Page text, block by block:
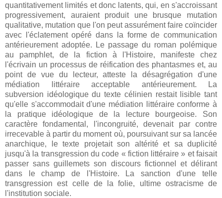
quantitativement limités et donc latents, qui, en s'accroissant
progressivement, auraient produit une brusque mutation
qualitative, mutation que l'on peut assurément faire coïncider
avec l'éclatement opéré dans la forme de communication
antérieurement adoptée. Le passage du roman polémique
au pamphlet, de la fiction à l'Histoire, manifeste chez
l'écrivain un processus de réification des phantasmes et, au
point de vue du lecteur, atteste la désagrégation d'une
médiation littéraire acceptable antérieurement. La
subversion idéologique du texte célinien restait lisible tant
qu'elle s'accommodait d'une médiation littéraire conforme à
la pratique idéologique de la lecture bourgeoise. Son
caractère fondamental, l'incongruité, devenait par contre
irrecevable à partir du moment où, poursuivant sur sa lancée
anarchique, le texte projetait son altérité et sa duplicité
jusqu'à la transgression du code « fiction littéraire » et faisait
passer sans guillemets son discours fictionnel et délirant
dans le champ de l'Histoire. La sanction d'une telle
transgression est celle de la folie, ultime ostracisme de
l'institution sociale.